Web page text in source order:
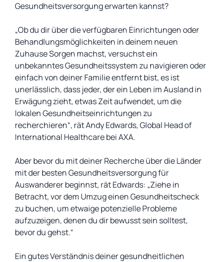
Gesundheitsversorgung erwarten kannst?
„Ob du dir über die verfügbaren Einrichtungen oder
Behandlungsmöglichkeiten in deinem neuen
Zuhause Sorgen machst, versuchst ein
unbekanntes Gesundheitssystem zu navigieren oder
einfach von deiner Familie entfernt bist, es ist
unerlässlich, dass jeder, der ein Leben im Ausland in
Erwägung zieht, etwas Zeit aufwendet, um die
lokalen Gesundheitseinrichtungen zu
recherchieren“, rät Andy Edwards, Global Head of
International Healthcare bei AXA.
Aber bevor du mit deiner Recherche über die Länder
mit der besten Gesundheitsversorgung für
Auswanderer beginnst, rät Edwards: „Ziehe in
Betracht, vor dem Umzug einen Gesundheitscheck
zu buchen, um etwaige potenzielle Probleme
aufzuzeigen, denen du dir bewusst sein solltest,
bevor du gehst.“
Ein gutes Verständnis deiner gesundheitlichen